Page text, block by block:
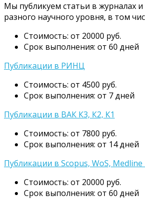
Мы публикуем статьи в журналах и
разного научного уровня, в том
Стоимость: от 20000 руб.
Срок выполнения: от 60 дней
Публикации в РИНЦ
Стоимость: от 4500 руб.
Срок выполнения: от 7 дней
Публикации в ВАК К3, К2, К1
Стоимость: от 7800 руб.
Срок выполнения: от 14 дней
Публикации в Scopus, WoS, Medline
Стоимость: от 20000 руб.
Срок выполнения: от 60 дней